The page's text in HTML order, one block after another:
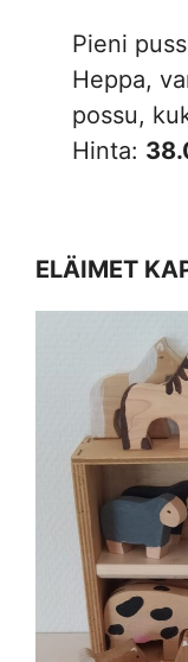
Pieni
Heppa,
possu,
Hinta:
ELÄIMET